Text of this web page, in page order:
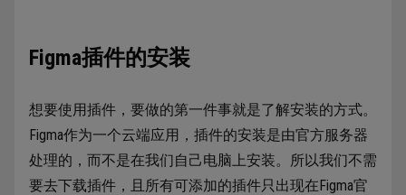
Figma插件的安装
想要使用插件，要做的第一件事就是了解安装的方式。
Figma作为一个云端应用，插件的安装是由官方服务器
处理的，而不是在我们自己电脑上安装。所以我们不需
要去下载插件，且所有可添加的插件只出现在Figma官